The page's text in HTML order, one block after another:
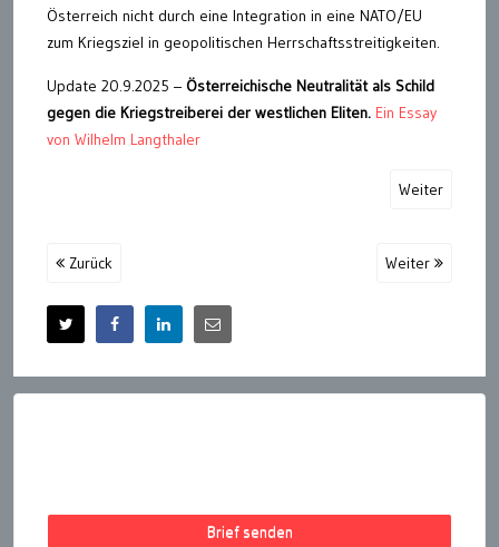
Österreich nicht durch eine Integration in eine NATO/EU
zum Kriegsziel in geopolitischen Herrschaftsstreitigkeiten.
Update 20.9.2025 – Österreichische Neutralität als Schild
gegen die Kriegstreiberei der westlichen Eliten. Ein Essay
von Wilhelm Langthaler
Weiter
Zurück Weiter
Brief senden